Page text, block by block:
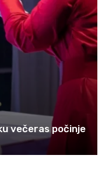
večeras počinje